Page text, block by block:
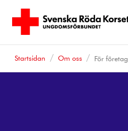
Startsidan Om oss För företag